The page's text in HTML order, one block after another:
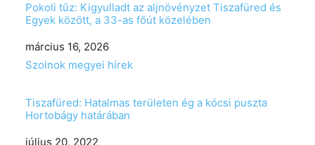
Pokoli tűz: Kigyulladt az aljnövényzet Tiszafüred és
Egyek között, a 33-as főút közelében
Date
március 16, 2026
In relation to
Szolnok megyei hírek
Tiszafüred: Hatalmas területen ég a kócsi puszta
Hortobágy határában
Date
július 20, 2022